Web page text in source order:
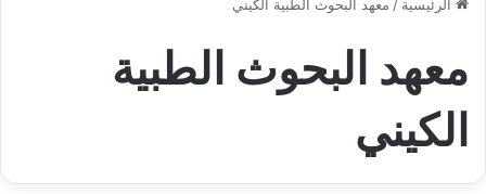
الرئيسية / معهد البحوث الطبية الكيني
معهد البحوث الطبية
الكيني